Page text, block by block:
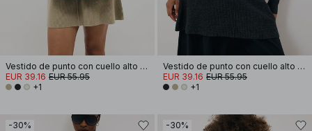
Vestido de punto con cuello alto y mangas abullonadas
EUR 39.16 EUR 55.95
+1
Vestido de punto con cuello alto y mangas abullonadas
EUR 39.16 EUR 55.95
+1
-30% -30%